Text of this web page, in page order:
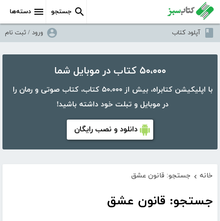
دسته‌ها جستجو
آپلود کتاب ورود / ثبت نام
۵۰،۰۰۰ کتاب در موبایل شما
با اپلیکیشن کتابراه، بیش از ۵۰،۰۰۰ کتاب، کتاب صوتی و رمان را
در موبایل و تبلت خود داشته باشید!
دانلود و نصب رایگان
خانه › جستجو: قانون عشق
جستجو: قانون عشق